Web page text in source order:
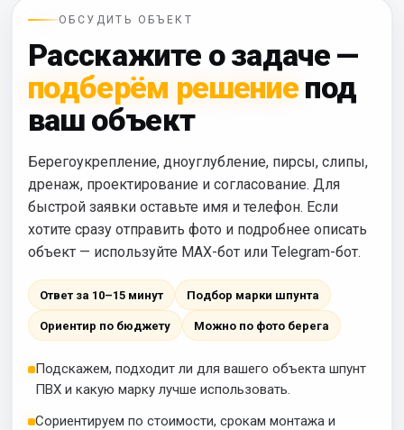
ОБСУДИТЬ ОБЪЕКТ
Расскажите о задаче —
подберём решение под
ваш объект
Берегоукрепление, дноуглубление, пирсы, слипы,
дренаж, проектирование и согласование. Для
быстрой заявки оставьте имя и телефон. Если
хотите сразу отправить фото и подробнее описать
объект — используйте MAX-бот или Telegram-бот.
Ответ за 10–15 минут Подбор марки шпунта
Ориентир по бюджету Можно по фото берега
Подскажем, подходит ли для вашего объекта шпунт
ПВХ и какую марку лучше использовать.
Сориентируем по стоимости, срокам монтажа и